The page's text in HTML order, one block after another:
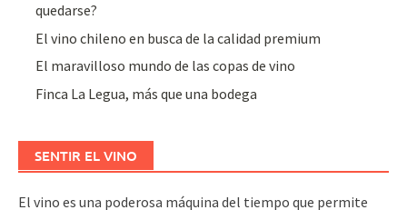
quedarse?
El vino chileno en busca de la calidad premium
El maravilloso mundo de las copas de vino
Finca La Legua, más que una bodega
SENTIR EL VINO
El vino es una poderosa máquina del tiempo que permite